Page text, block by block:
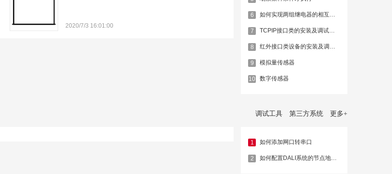
2020/7/3 16:01:00
6 如何实现两组继电器的相互互锁
7 TCPIP接口类的安装及调试方法
8 红外接口类设备的安装及调试方法
9 模拟量传感器
10 数字传感器
调试工具 第三方系统 更多+
1 如何添加网口转串口
2 如何配置DALI系统的节点地址和场景